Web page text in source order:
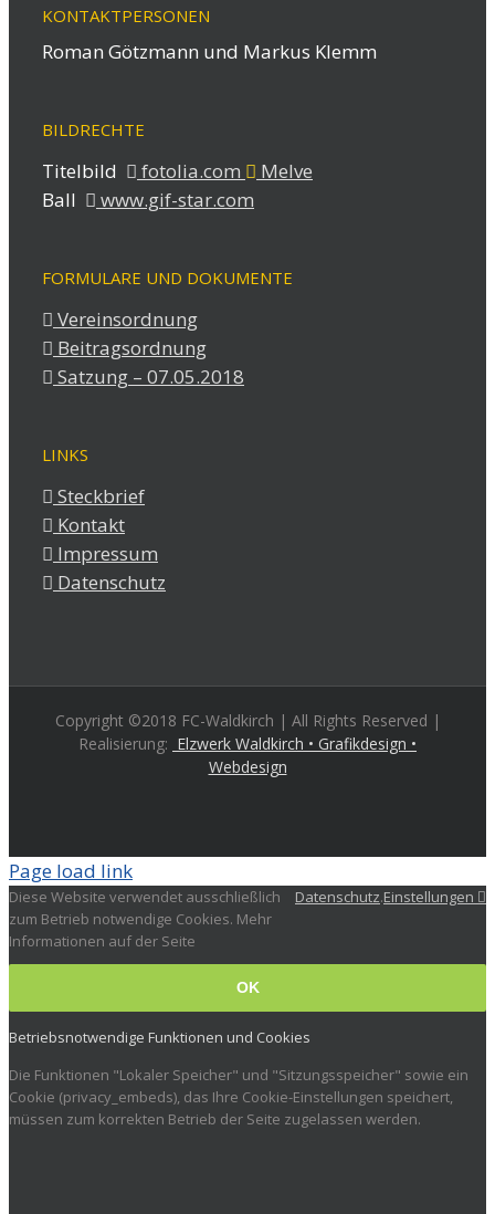
KONTAKTPERSONEN
Roman Götzmann und Markus Klemm
BILDRECHTE
Titelbild fotolia.com
Melve
Ball
www.gif-star.com
FORMULARE UND DOKUMENTE
Vereinsordnung
Beitragsordnung
Satzung – 07.05.2018
LINKS
Steckbrief
Kontakt
Impressum
Datenschutz
Copyright ©2018 FC-Waldkirch | All Rights Reserved |
Realisierung: Elzwerk Waldkirch • Grafikdesign •
Webdesign
Page load link
Diese Website verwendet ausschließlich
zum Betrieb notwendige Cookies. Mehr
Informationen auf der Seite
Datenschutz.Einstellungen
OK
Betriebsnotwendige Funktionen und Cookies
Die Funktionen "Lokaler Speicher" und "Sitzungsspeicher" sowie ein
Cookie (privacy_embeds), das Ihre Cookie-Einstellungen speichert,
müssen zum korrekten Betrieb der Seite zugelassen werden.